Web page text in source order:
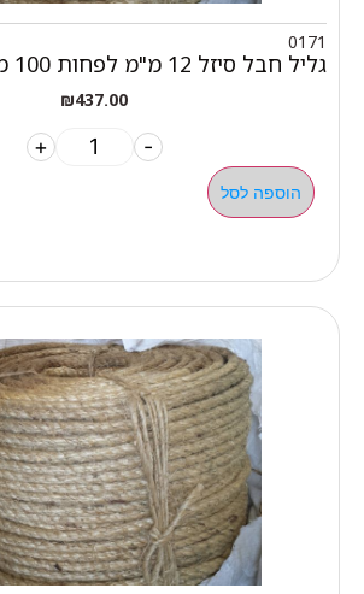
0171
גליל חבל סיזל 12 מ"מ לפחות 100 מטר האתלט
₪437.00
-
+
הוספה לסל